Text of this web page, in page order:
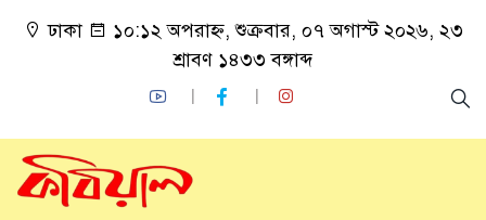
ঢাকা
১০:১২ অপরাহ্ন, শুক্রবার, ০৭ অগাস্ট ২০২৬, ২৩
শ্রাবণ ১৪৩৩ বঙ্গাব্দ